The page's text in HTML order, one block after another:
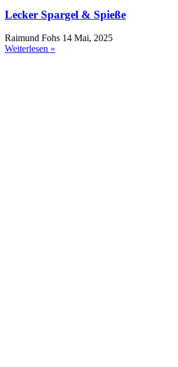
Lecker Spargel & Spieße
Raimund Fohs 14 Mai, 2025
Weiterlesen »